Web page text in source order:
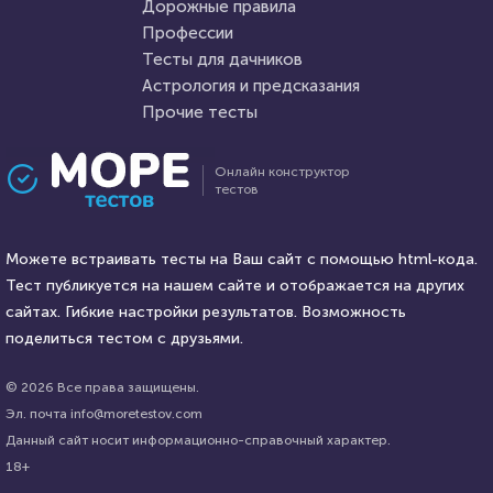
20 декабря 2021 48712
тест по географии
AlexYasnovidov HTML - код
14 декабря 2021 95270
13 декабря 2021
Проходили 1295 раз
Тест на знание самых
известных цитат из
советских фильмов
Онлайн конструктор
тестов
Можете встраивать тесты на Ваш сайт с помощью html-кода.
Тест публикуется на нашем сайте и отображается на других
сайтах. Гибкие настройки результатов. Возможность
поделиться тестом с друзьями.
© 2026 Все права защищены.
Эл. почта info@moretestov.com
Данный сайт носит информационно-справочный характер.
18+
Дорожные правила
Профессии
Тесты для дачников
Астрология и предсказания
Прочие тесты